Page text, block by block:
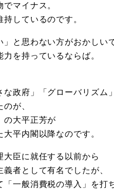
マイナス。
しているのです。
」と思わない方がおかしい
を持っているならば。
政府」「グローバリズム」
が、
の大平正芳が
平内閣以降なのです。
大臣に就任する以前から
義者として有名でしたが、
一般消費税の導入」を打